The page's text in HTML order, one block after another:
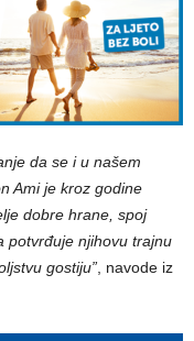
da se i u našem
Ami je kroz godine
dobre hrane, spoj
potvrđuje njihovu trajnu
gostiju”, navode iz